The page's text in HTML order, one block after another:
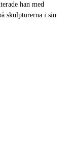
han med
skulpturerna i sin